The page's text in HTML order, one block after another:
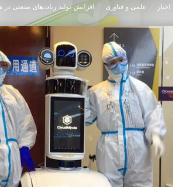
اخبار علمی و فناوری افزایش تولید ربات‌های صنعتی در